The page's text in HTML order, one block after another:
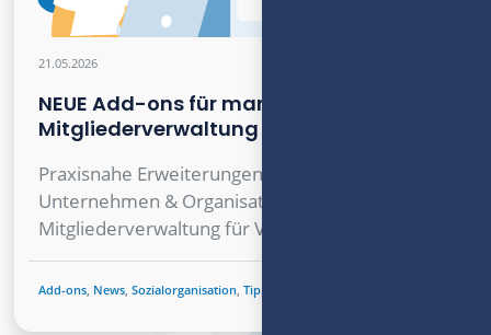
21.05.2026
NEUE Add-ons für mantau! CRM &
Mitgliederverwaltung
Praxisnahe Erweiterungen: CRM für
Unternehmen & Organisationen,
Mitgliederverwaltung für Vereine & Verbände
Add-ons, News, Sozialorganisation, Tipps